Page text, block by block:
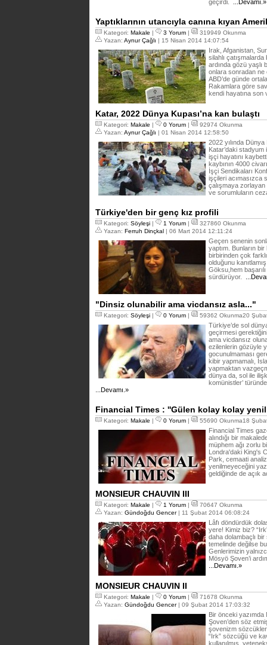
geçirdi. ...Devamı.»
Yaptıklarının utancıyla canına kıyan
Kategori: Makale | 3 Yorum |
319949 Okunma
Yazan: Aynur Çağlı | 15 Nisan 2014 14:07:54
Irak, Afganistan,
silahlı
ardında gözü yaşlı
onlara sonradan
ABD’de günde
Rakamlara göre
kendi hayatına son
Katar, 2022 Dünya Kupası’na kan bulaştı
Kategori: Makale | 0 Yorum |
92974 Okunma
Yazan: Aynur Çağlı | 01 Nisan 2014 12:58:50
2022 yılında
Katar’daki stadyum
işçi hayatını
kaybının 4000
İşçi Sendikaları
işçileri acımasızca
çalışmaya zorlayan
ve sorumluların
Türkiye'den bir genç kız profili
Kategori: Söyleşi | 1 Yorum |
327860 Okunma
Yazan: Ferruh Dinçkal | 06 Mart 2014 12:11:24
Geçen senenin
yaptım. Bunların bir
birbirinden çok
olduğunu
Göksu,hem
sürdürüyor.
"Dinsiz olunabilir ama vicdansız asla..."
Kategori: Söyleşi | 0 Yorum | 59362 Okunma20
Türkiye’de sol
geçirmesi
ama vicdansız
ezilenlerin gözüyle
gocunulmaması
kibir yapmamalı,
yapmaktan
dünya da, sol ile
komünistler’
...Devamı.»
Financial Times : ''Gülen kolay kolay
Kategori: Makale | 0 Yorum | 55690 Okunma18
Financial Times
alındığı bir
müphem ağı zorlu
Londra'daki King's
Park, cemaati
yenilmeyeceğini
geldiğinde de açık
MONSIEUR CHAUVIN III
Kategori: Makale | 1 Yorum |
70647 Okunma
Yazan: Gündoğdu Gencer| 11 Şubat 2014 06:08:24
Lâfı döndürdük
yere! Kimiz biz?
daha dolambaçlı
temelinde değilse
Genlerimizin
Mösyö Şoven’i
...Devamı.»
MONSIEUR CHAUVIN II
Kategori: Makale | 0 Yorum |
71678 Okunma
Yazan: Gündoğdu Gencer| 09 Şubat 2014 17:03:32
Bir önceki
Şoven’den söz
şovenizm
“Irk” sözcüğü ve
kullanılmış,